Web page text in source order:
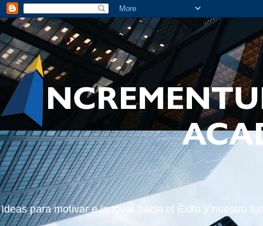
Ideas para motivar e innovar hacia el Éxito y nuestro